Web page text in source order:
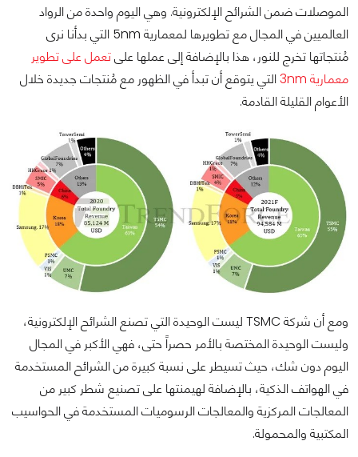
الموصلات ضمن الشرائح الإلكترونية. وهي اليوم واحدة من الرواد
العالميين في المجال مع تطويرها لمعمارية 5nm التي بدأنا نرى
مُنتجاتها تخرج للنور، هذا بالإضافة إلى عملها علىتعمل على تطوير
معمارية 3nm
التي يتوقع أن تبدأ في الظهور مع مُنتجات جديدة خلال
الأعوام القليلة القادمة.
ومع أن شركة TSMC ليست الوحيدة التي تصنع الشرائح الإلكترونية،
وليست الوحيدة المختصة بالأمر حصراً حتى، فهي الأكبر في المجال
اليوم دون شك، حيث تسيطر على نسبة كبيرة من الشرائح المستخدمة
في الهواتف الذكية، بالإضافة لهيمنتها على تصنيع شطر كبير من
المعالجات المركزية والمعالجات الرسوميات المستخدمة في الحواسيب
المكتبية والمحمولة.